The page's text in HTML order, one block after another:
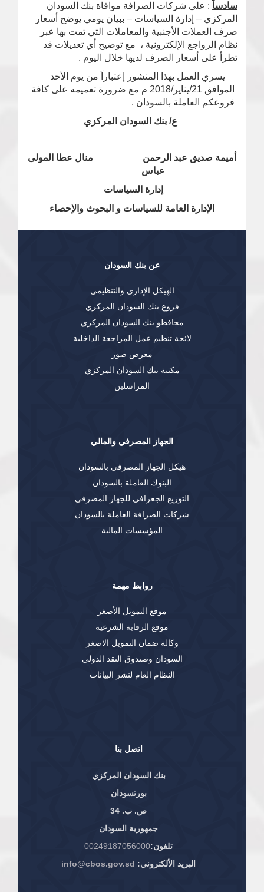
سادساً : على شركات الصرافة موافاة بنك السودان
المركزي – إدارة السياسات – ببيان يومي يوضح أسعار
صرف العملات الأجنبية والمعاملات التي تمت بها عبر
نظام الرواجع الإلكترونية ، مع توضيح أي تعديلات قد
تطرأ على أسعار الصرف لديها خلال اليوم .
يسري العمل بهذا المنشور إعتباراَ من يوم الأحد
الموافق 21/يناير/2018 م مع ضرورة تعميمه على كافة
فروعكم العاملة بالسودان .
ع/ بنك السودان المركزي
أميمة صديق عبد الرحمن منال عطا المولى
عباس
إدارة السياسات
الإدارة العامة للسياسات و البحوث والإحصاء
اتصل بنا
بنك السودان المركزي
بورتسودان
ص. ب. 34
جمهورية السودان
تلفون:00249187056000
البريد الألكتروني: info@cbos.gov.sd
عن بنك السودان
الهيكل الإداري والتنظيمي
فروع بنك السودان المركزي
محافظو بنك السودان المركزي
لائحة تنظيم عمل المراجعة الداخلية
معرض صور
مكتبة بنك السودان المركزي
المراسلين
الجهاز المصرفي والمالي
هيكل الجهاز المصرفي بالسودان
البنوك العاملة بالسودان
التوزيع الجغرافي للجهاز المصرفي
شركات الصرافة العاملة بالسودان
المؤسسات المالية
روابط مهمة
موقع التمويل الأصغر
موقع الرقابة الشرعية
وكالة ضمان التمويل الاصغر
السودان وصندوق النقد الدولي
النظام العام لنشر البيانات